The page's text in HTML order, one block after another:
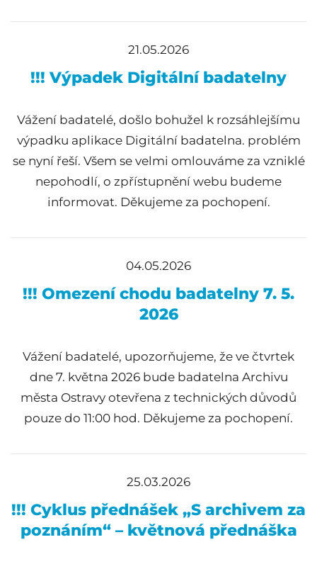
21.05.2026
!!! Výpadek Digitální badatelny
Vážení badatelé, došlo bohužel k rozsáhlejšímu
výpadku aplikace Digitální badatelna. problém
se nyní řeší. Všem se velmi omlouváme za vzniklé
nepohodlí, o zpřístupnění webu budeme
informovat. Děkujeme za pochopení.
04.05.2026
!!! Omezení chodu badatelny 7. 5.
2026
Vážení badatelé, upozorňujeme, že ve čtvrtek
dne 7. května 2026 bude badatelna Archivu
města Ostravy otevřena z technických důvodů
pouze do 11:00 hod. Děkujeme za pochopení.
25.03.2026
!!! Cyklus přednášek „S archivem za
poznáním“ – květnová přednáška